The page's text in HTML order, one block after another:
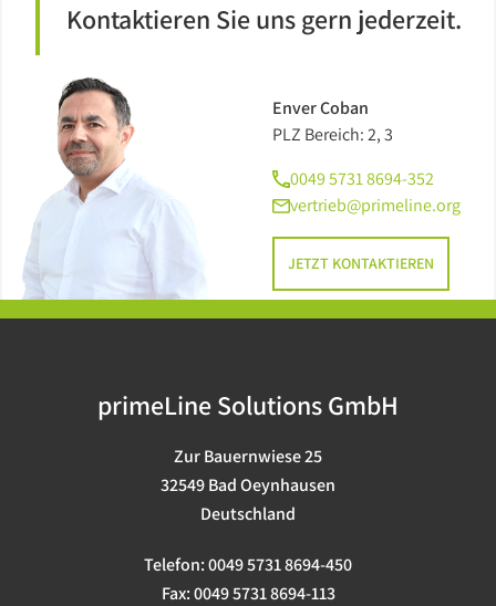
Kontaktieren Sie uns gern jederzeit.
Enver Coban
PLZ Bereich: 2, 3
0049 5731 8694-352
vertrieb@primeline.org
JETZT KONTAKTIEREN
primeLine Solutions GmbH
Zur Bauernwiese 25
32549 Bad Oeynhausen
Deutschland
Telefon:0049 5731 8694-450
Fax:0049 5731 8694-113